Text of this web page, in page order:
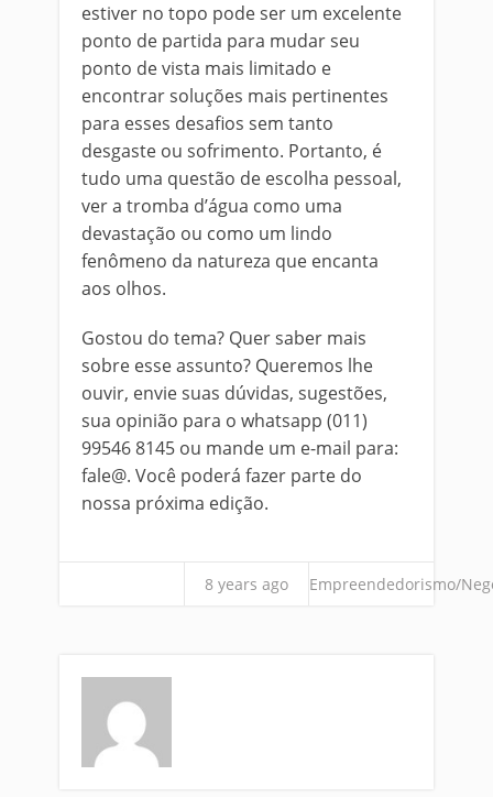
estiver no topo pode ser um excelente
ponto de partida para mudar seu
ponto de vista mais limitado e
encontrar soluções mais pertinentes
para esses desafios sem tanto
desgaste ou sofrimento. Portanto, é
tudo uma questão de escolha pessoal,
ver a tromba d’água como uma
devastação ou como um lindo
fenômeno da natureza que encanta
aos olhos.
Gostou do tema? Quer saber mais
sobre esse assunto? Queremos lhe
ouvir, envie suas dúvidas, sugestões,
sua opinião para o whatsapp (011)
99546 8145 ou mande um e-mail para:
fale@. Você poderá fazer parte do
nossa próxima edição.
8 years ago Empreendedorismo/